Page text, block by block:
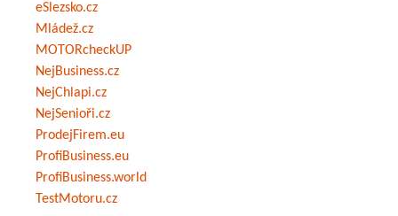
eSlezsko.cz
Mládež.cz
MOTORcheckUP
NejBusiness.cz
NejChlapi.cz
NejSenioři.cz
ProdejFirem.eu
ProfiBusiness.eu
ProfiBusiness.world
TestMotoru.cz